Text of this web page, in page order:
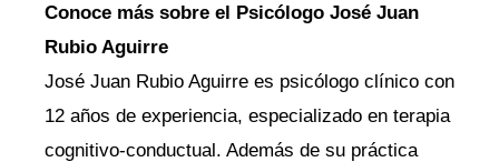
Conoce más sobre el Psicólogo José Juan
Rubio Aguirre
José Juan Rubio Aguirre es psicólogo clínico con
12 años de experiencia, especializado en terapia
cognitivo-conductual. Además de su práctica